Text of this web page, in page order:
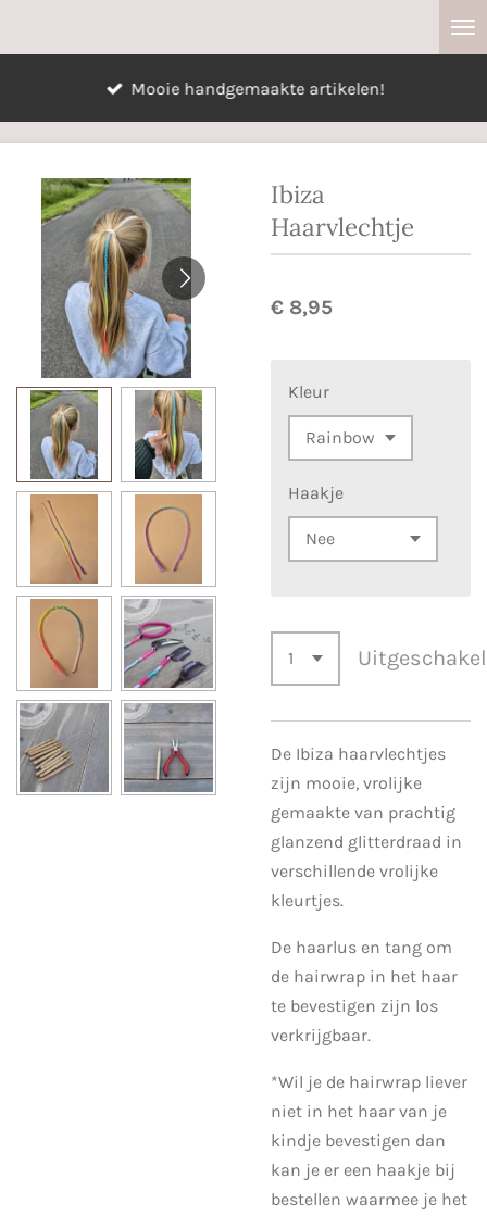
direct
hoofdinhoud
Mooie handgemaakte artikelen!
Ibiza
Haarvlechtje
€ 8,95
Kleur
Haakje
De Ibiza haarvlechtjes
zijn mooie, vrolijke
gemaakte van prachtig
glanzend glitterdraad in
verschillende vrolijke
kleurtjes.
De haarlus en tang om
de hairwrap in het haar
te bevestigen zijn los
verkrijgbaar.
*Wil je de hairwrap liever
niet in het haar van je
kindje bevestigen dan
kan je er een haakje bij
bestellen waarmee je het